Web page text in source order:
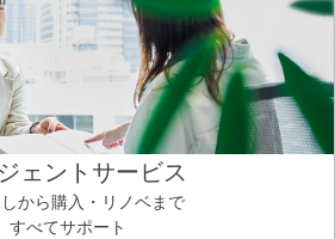
ェントサービス
から購入・リノベまで
すべてサポート